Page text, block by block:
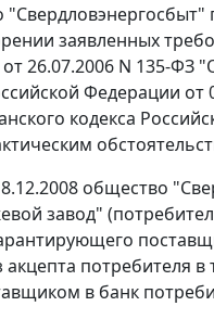
заявленных
от 26.07.2006 N 135-ФЗ
Федерации
кодекса
общество
завод"
потребителя
в банк